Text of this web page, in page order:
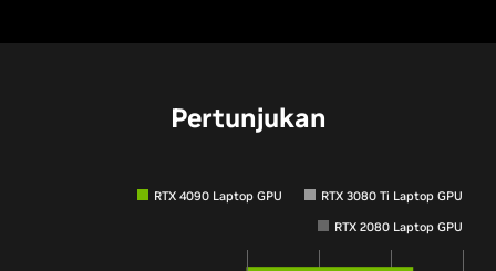
Pertunjukan
RTX 4090 Laptop GPU
RTX 3080 Ti Laptop GPU
RTX 2080 Laptop GPU